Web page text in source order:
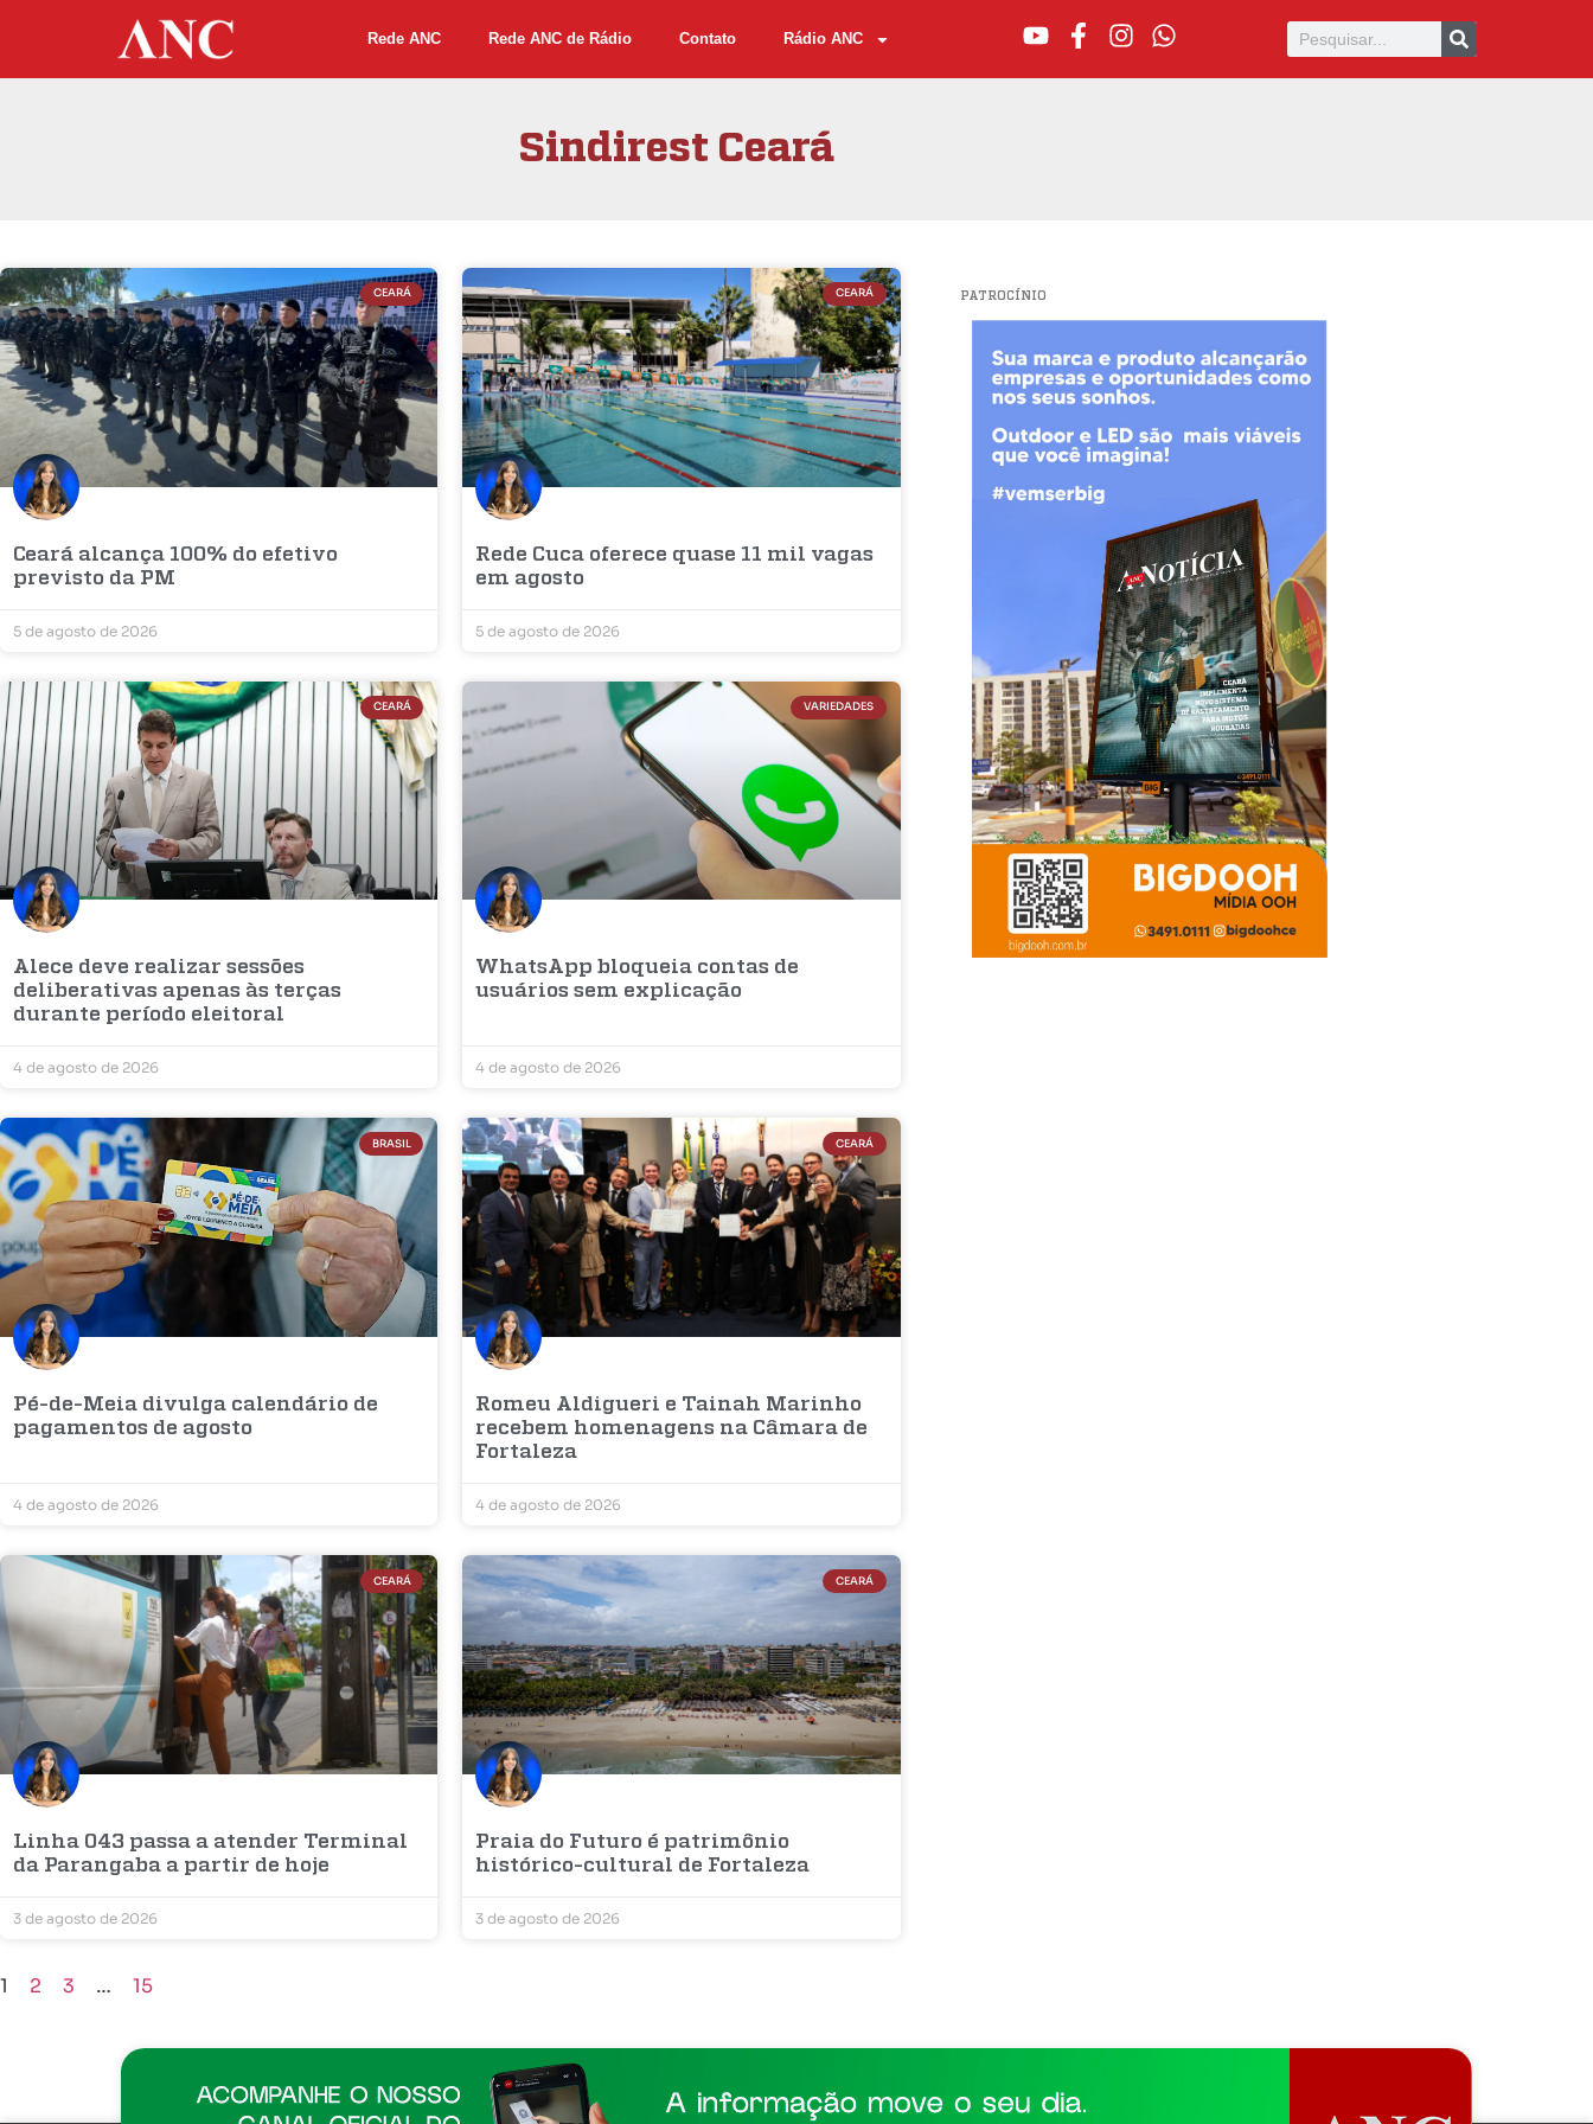
Rede ANC Rede ANC de Rádio Contato Rádio ANC
Sindirest Ceará
CEARÁ
Ceará alcança 100% do efetivo
previsto da PM
5 de agosto de 2026
CEARÁ
Rede Cuca oferece quase 11 mil vagas
em agosto
5 de agosto de 2026
CEARÁ
Alece deve realizar sessões
deliberativas apenas às terças
durante período eleitoral
4 de agosto de 2026
VARIEDADES
WhatsApp bloqueia contas de
usuários sem explicação
4 de agosto de 2026
BRASIL
Pé-de-Meia divulga calendário de
pagamentos de agosto
4 de agosto de 2026
CEARÁ
Romeu Aldigueri e Tainah Marinho
recebem homenagens na Câmara de
Fortaleza
4 de agosto de 2026
CEARÁ
Linha 043 passa a atender Terminal
da Parangaba a partir de hoje
3 de agosto de 2026
CEARÁ
Praia do Futuro é patrimônio
histórico-cultural de Fortaleza
3 de agosto de 2026
1 2 3 … 15
PATROCÍNIO